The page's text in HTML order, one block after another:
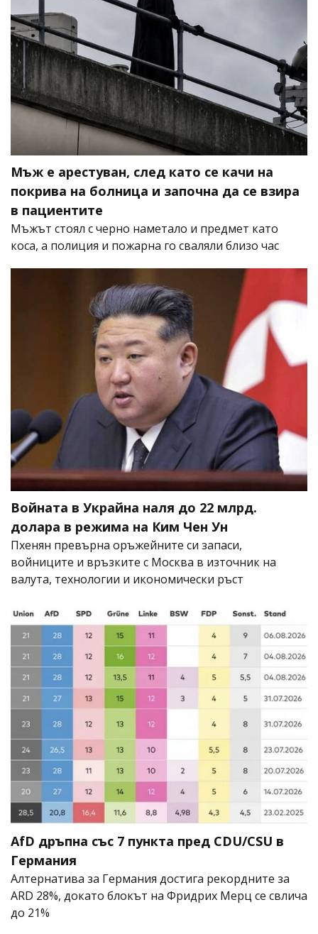
Мъж е арестуван, след като се качи на
покрива на болница и започна да се взира
в пациентите
Мъжът стоял с черно наметало и предмет като
коса, а полиция и пожарна го сваляли близо час
Войната в Украйна наля до 22 млрд.
долара в режима на Ким Чен Ун
Пхенян превърна оръжейните си запаси,
войниците и връзките с Москва в източник на
валута, технологии и икономически ръст
AfD дръпна със 7 пункта пред CDU/CSU в
Германия
Алтернатива за Германия достига рекордните за
ARD 28%, докато блокът на Фридрих Мерц се свлича
до 21%